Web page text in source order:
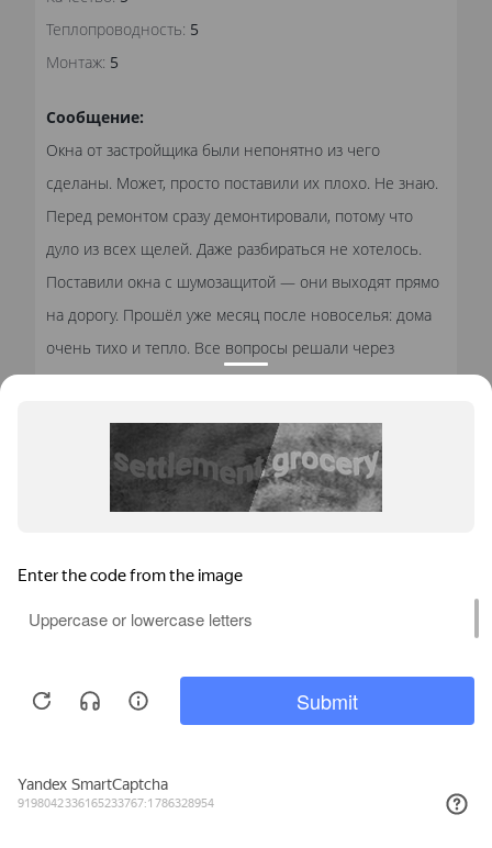
Теплопроводность: 5
Монтаж: 5
Сообщение:
Окна от застройщика были непонятно из чего
сделаны. Может, просто поставили их плохо. Не знаю.
Перед ремонтом сразу демонтировали, потому что
дуло из всех щелей. Даже разбираться не хотелось.
Поставили окна с шумозащитой — они выходят прямо
на дорогу. Прошёл уже месяц после новоселья: дома
очень тихо и тепло. Все вопросы решали через
прораба, он контролировал установку. Вроде ничего
Договор № 11-123-298
31.01.2022
Качество:
Теплопроводность: 5
Сообщение:
Мы используем файлы cookie, метрические программы и системы
ПРИНЯТЬ